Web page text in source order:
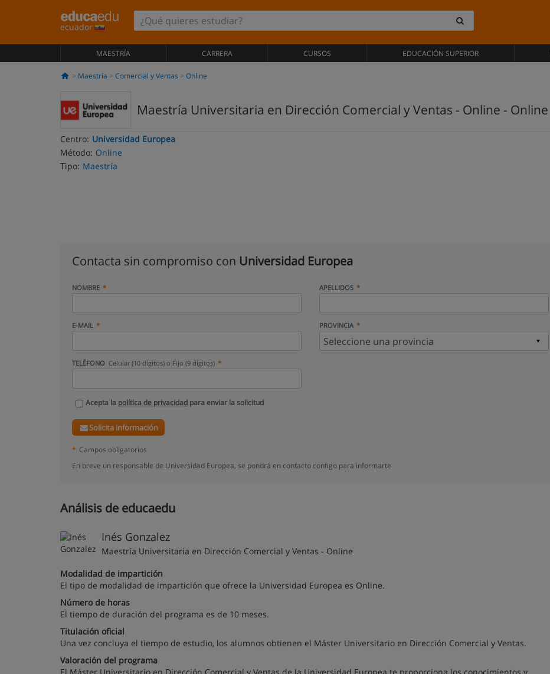
ecuador
MAESTRÍA CARRERA CURSOS EDUCACIÓN SUPERIOR
Maestría Comercial y Ventas Online
Maestría Universitaria en Dirección Comercial y Ventas - Online - Online
Centro: Universidad Europea
Método: Online
Tipo: Maestría
Contacta sin compromiso con Universidad Europea
NOMBRE APELLIDOS
E-MAIL PROVINCIA
TELÉFONO Celular (10 dígitos) o Fijo (9 dígitos)
Acepta la política de privacidad para enviar la solicitud
Solicita información
* Campos obligatorios
En breve un responsable de Universidad Europea, se pondrá en contacto contigo para informarte
Análisis de educaedu
Inés Gonzalez
Maestría Universitaria en Dirección Comercial y Ventas - Online
Modalidad de impartición
El tipo de modalidad de impartición que ofrece la Universidad Europea es Online.
Número de horas
El tiempo de duración del programa es de 10 meses.
Titulación oficial
Una vez concluya el tiempo de estudio, los alumnos obtienen el Máster Universitario en Dirección Comercial y Ventas.
Valoración del programa